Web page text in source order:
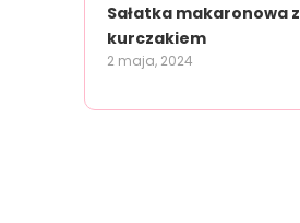
Sałatka makaronowa z
kurczakiem
2 maja, 2024